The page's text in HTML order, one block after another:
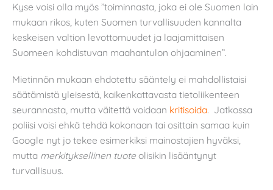
Kyse voisi olla myös ”toiminnasta, joka ei ole Suomen lain
mukaan rikos, kuten Suomen turvallisuuden kannalta
keskeisen valtion levottomuudet ja laajamittaisen
Suomeen kohdistuvan maahantulon ohjaaminen”.
Mietinnön mukaan ehdotettu sääntely ei mahdollistaisi
säätämistä yleisestä, kaikenkattavasta tietoliikenteen
seurannasta, mutta väitettä voidaan kritisoida. Jatkossa
poliisi voisi ehkä tehdä kokonaan tai osittain samaa kuin
Google nyt jo tekee esimerkiksi mainostajien hyväksi,
mutta merkityksellinen tuote olisikin lisääntynyt
turvallisuus.